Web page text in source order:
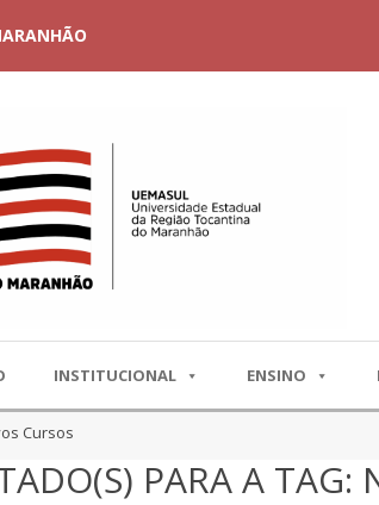
INSTITUCIONAL ENSINO
Cursos
PARA A TAG: